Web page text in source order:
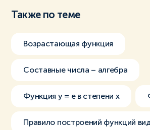
Также по теме
Возрастающая функция
Составные числа – алгебра
Функция y = e в степени x
Правило построений функций